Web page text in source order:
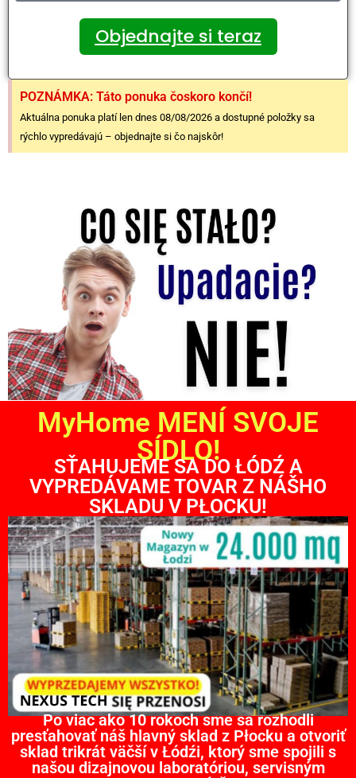
Objednajte si teraz
POZNÁMKA: Táto ponuka čoskoro končí!
Aktuálna ponuka platí len dnes 08/08/2026 a dostupné položky sa
rýchlo vypredávajú – objednajte si čo najskôr!
MyHome MENÍ SVOJE
SÍDLO!
SŤAHUJEME SA DO ŁÓDŹ A
VYPREDÁVAME TOVAR Z NÁŠHO
SKLADU V PŁOCKU!
Po viac ako 10 rokoch sme sa rozhodli
presťahovať náš hlavný sklad z Płocku a otvoriť
sklad trikrát väčší v Łódźi, ktorý sme spojili s
našou dizajnovou laboratóriou, servisným